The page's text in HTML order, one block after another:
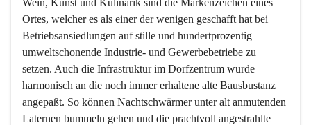
Wein, Kunst und Kulinarik sind die Markenzeichen eines
Ortes, welcher es als einer der wenigen geschafft hat bei
Betriebsansiedlungen auf stille und hundertprozentig
umweltschonende Industrie- und Gewerbebetriebe zu
setzen. Auch die Infrastruktur im Dorfzentrum wurde
harmonisch an die noch immer erhaltene alte Bausbustanz
angepaßt. So können Nachtschwärmer unter alt anmutenden
Laternen bummeln gehen und die prachtvoll angestrahlte